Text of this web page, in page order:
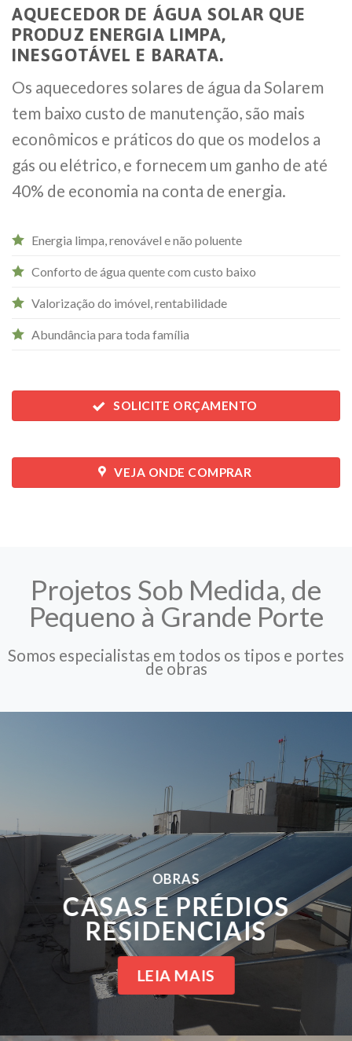
AQUECEDOR DE ÁGUA SOLAR QUE
PRODUZ ENERGIA LIMPA,
INESGOTÁVEL E BARATA.
Os aquecedores solares de água da Solarem
tem baixo custo de manutenção, são mais
econômicos e práticos do que os modelos a
gás ou elétrico, e fornecem um ganho de até
40% de economia na conta de energia.
Energia limpa, renovável e não poluente
Conforto de água quente com custo baixo
Valorização do imóvel, rentabilidade
Abundância para toda família
SOLICITE ORÇAMENTO
VEJA ONDE COMPRAR
Projetos Sob Medida, de
Pequeno à Grande Porte
Somos especialistas em todos os tipos e portes
de obras
OBRAS
CASAS E PRÉDIOS
RESIDENCIAIS
LEIA MAIS